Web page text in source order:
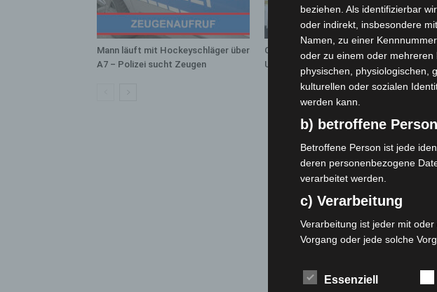
Mann läuft mit Hockeyschläger über
A7 – Polizei sucht Zeugen
Celle: Mensch stirbt bei Bagger-
Unfall auf Baustelle
beziehen. Als identifizierbar
oder indirekt, insbesondere
Namen, zu einer
oder zu einem oder
physischen, physiologischen,
kulturellen oder sozialen
werden kann.
b) betroffene Person
Betroffene Person ist jede
deren personenbezogene
verarbeitet werden.
c) Verarbeitung
Verarbeitung ist jeder mit
Vorgang oder jede solche
das Ordnen, die Speicherung,
das Abfragen, die
Essenziell